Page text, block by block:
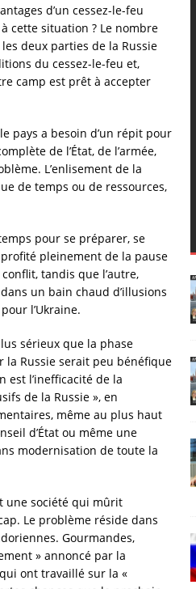
& RÉACTIONS
[ 25 juillet 2026 ]
CHRONIQUES D'HIPPOCRATE
Sergueï
Russes » ANALYSES &
[ 25 juillet 2026 ] Sergueï
& RÉACTIONS
Zhivov:
Russie ANALYSES &
[ 25 juillet 2026 ] РИА-К: la
ANALYSES & RÉACTIONS
[ 24 juillet 2026 ] La
ANALYSES & RÉACTIONS
Il est
CHRONIQUES
[ 23 juillet 2026 ] Youri
diagnostic de l’économie
[ 23 juillet 2026 ] Youri
ANALYSES & RÉACTIONS
d’un cessez-le-feu
cette situation ? Le nombre
deux parties de la Russie
du cessez-le-feu et,
camp est prêt à accepter
pays a besoin d’un répit pour
de l’État, de l’armée,
L’enlisement de la
de temps ou de ressources,
pour se préparer, se
pleinement de la pause
tandis que l’autre,
un bain chaud d’illusions
l’Ukraine.
sérieux que la phase
la Russie serait peu bénéfique
est l’inefficacité de la
de la Russie », en
même au plus haut
d’État ou même une
modernisation de toute la
une société qui mûrit
Le problème réside dans
Gourmandes,
» annoncé par la
ont travaillé sur la «